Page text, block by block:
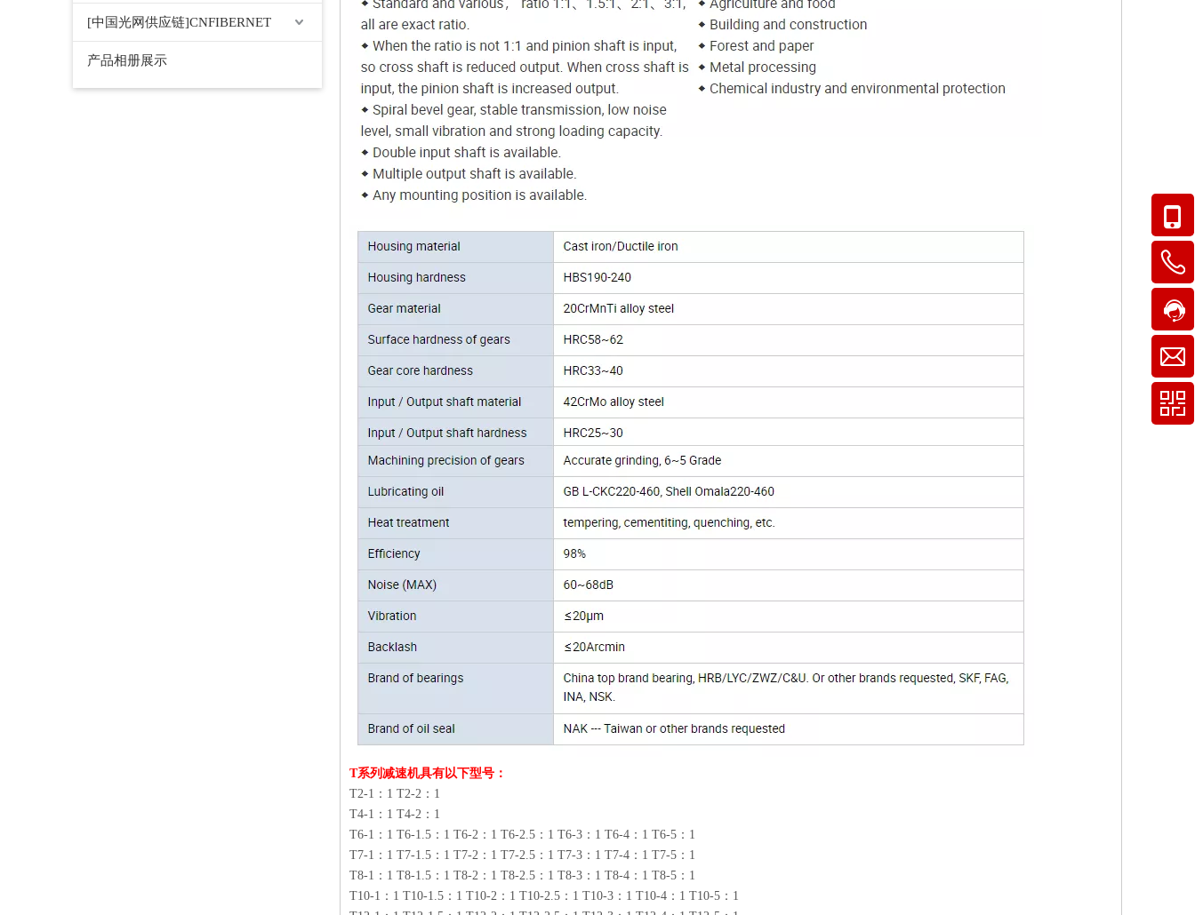
[中国光网供应链]CNFIBERNET
产品相册展示
T系列减速机具有以下型号：
T2-1：1 T2-2：1
T4-1：1 T4-2：1
T6-1：1 T6-1.5：1 T6-2：1 T6-2.5：1 T6-3：1 T6-4：1 T6-5：1
T7-1：1 T7-1.5：1 T7-2：1 T7-2.5：1 T7-3：1 T7-4：1 T7-5：1
T8-1：1 T8-1.5：1 T8-2：1 T8-2.5：1 T8-3：1 T8-4：1 T8-5：1
T10-1：1 T10-1.5：1 T10-2：1 T10-2.5：1 T10-3：1 T10-4：1 T10-5：1